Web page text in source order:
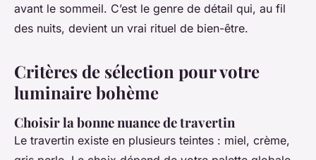
avant le sommeil. C’est le genre de détail qui, au fil
des nuits, devient un vrai rituel de bien-être.
Critères de sélection pour votre
luminaire bohème
Choisir la bonne nuance de travertin
Le travertin existe en plusieurs teintes : miel, crème,